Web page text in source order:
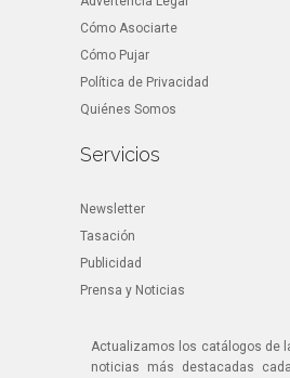
Cómo Asociarte
Cómo Pujar
Política de Privacidad
Quiénes Somos
Servicios
Newsletter
Tasación
Publicidad
Prensa y Noticias
Actualizamos los catálogos de
noticias más destacadas